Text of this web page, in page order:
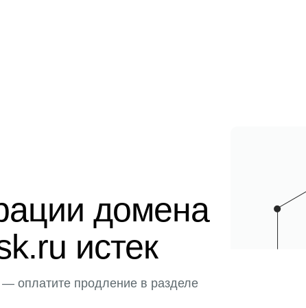
домена
истек
оплатите продление в разделе